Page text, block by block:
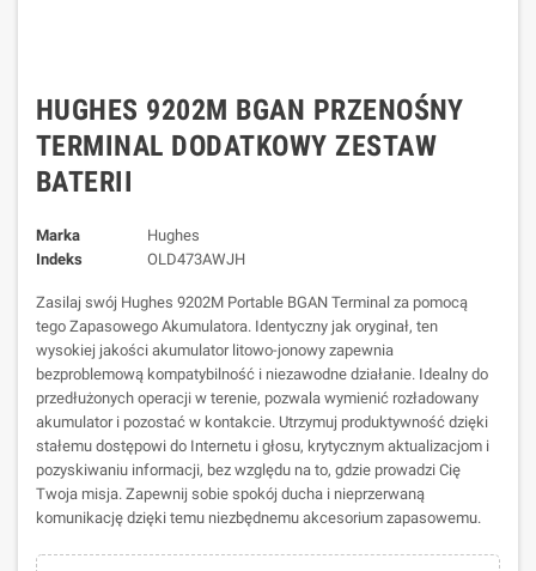
HUGHES 9202M BGAN PRZENOŚNY
TERMINAL DODATKOWY ZESTAW
BATERII
Marka
Hughes
Indeks
OLD473AWJH
Zasilaj swój Hughes 9202M Portable BGAN Terminal za pomocą
tego Zapasowego Akumulatora. Identyczny jak oryginał, ten
wysokiej jakości akumulator litowo-jonowy zapewnia
bezproblemową kompatybilność i niezawodne działanie. Idealny do
przedłużonych operacji w terenie, pozwala wymienić rozładowany
akumulator i pozostać w kontakcie. Utrzymuj produktywność dzięki
stałemu dostępowi do Internetu i głosu, krytycznym aktualizacjom i
pozyskiwaniu informacji, bez względu na to, gdzie prowadzi Cię
Twoja misja. Zapewnij sobie spokój ducha i nieprzerwaną
komunikację dzięki temu niezbędnemu akcesorium zapasowemu.